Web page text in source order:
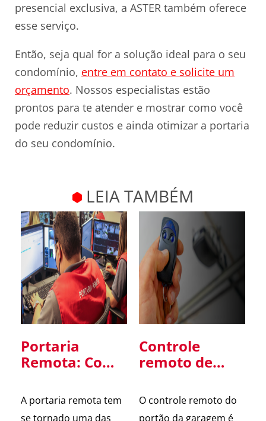
presencial exclusiva, a ASTER também oferece
esse serviço.
Então, seja qual for a solução ideal para o seu
condomínio, entre em contato e solicite um
orçamento. Nossos especialistas estão
prontos para te atender e mostrar como você
pode reduzir custos e ainda otimizar a portaria
do seu condomínio.
LEIA TAMBÉM
Portaria
Remota: Como
Vantagens e
Cuidados na
A portaria remota tem
se tornado uma das
Controle
remoto de
ponto de
atenção para
O controle remoto do
portão da garagem é